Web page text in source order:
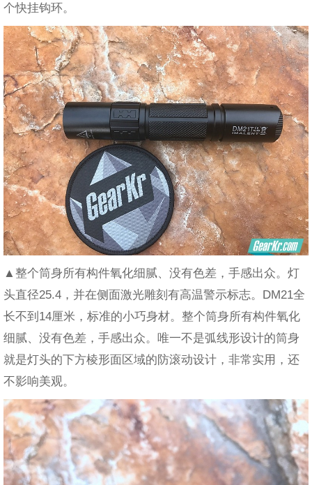
个快挂钩环。
▲整个筒身所有构件氧化细腻、没有色差，手感出众。灯
头直径25.4，并在侧面激光雕刻有高温警示标志。DM21全
长不到14厘米，标准的小巧身材。整个筒身所有构件氧化
细腻、没有色差，手感出众。唯一不是弧线形设计的筒身
就是灯头的下方棱形面区域的防滚动设计，非常实用，还
不影响美观。